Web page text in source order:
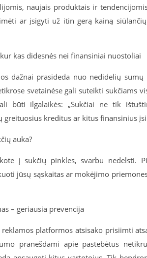
naujais produktais ir
ar įsigyti už itin gerą kainą
kas didesnės nei finansiniai nuostoliai
dažnai prasideda nuo nedidelių
svetainėse gali suteikti sukčiams
būti ilgalaikės: „Sukčiai ne tik
greituosius kreditus ar kitus finansinius
auka?
į sukčių pinkles, svarbu nedelsti.
jūsų sąskaitas ar mokėjimo
– geriausia prevencija
platformos atsisako prisiimti
pranešdami apie pastebėtus